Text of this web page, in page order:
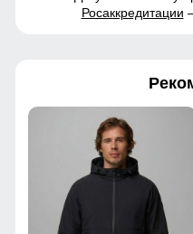
Росаккредитации